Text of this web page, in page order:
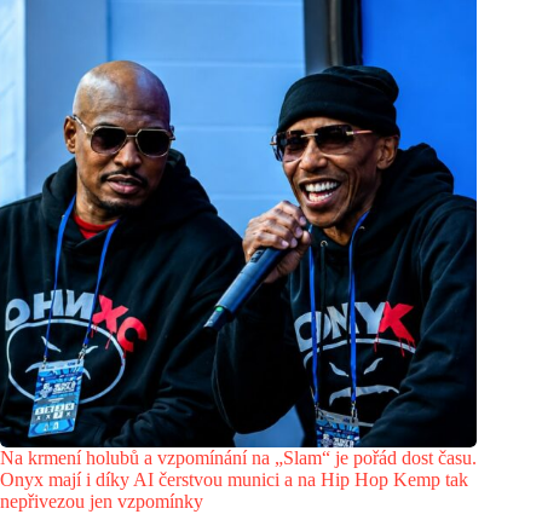
Na krmení holubů a vzpomínání na „Slam“ je pořád dost času.
Onyx mají i díky AI čerstvou munici a na Hip Hop Kemp tak
nepřivezou jen vzpomínky